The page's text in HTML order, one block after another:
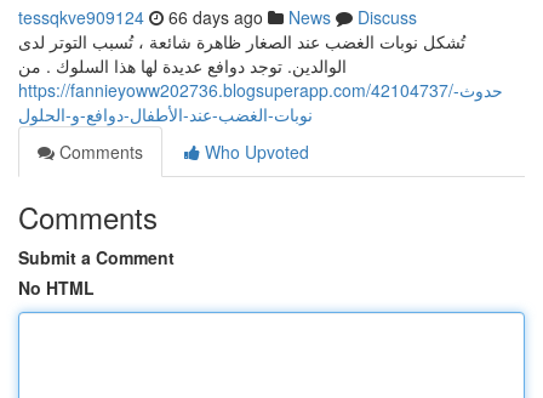
tessqkve909124 66 days ago News
Discuss
تُشكل نوبات الغضب عند الصغار ظاهرة شائعة ، تُسبب التوتر لدى
الوالدين. توجد دوافع عديدة لها هذا السلوك . من
https://fannieyoww202736.blogsuperapp.com/42104737/حدوث-
نوبات-الغضب-عند-الأطفال-دوافع-و-الحلول
Comments
Who Upvoted
Comments
Submit a Comment
No HTML